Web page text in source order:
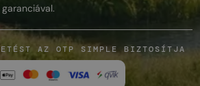
AZ OTP SIMPLE BIZTOSÍTJA